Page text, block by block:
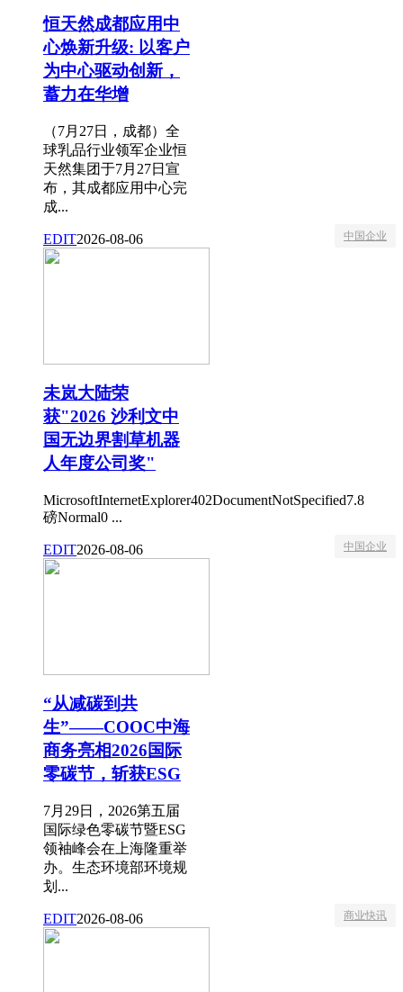
恒天然成都应用中
心焕新升级: 以客户
为中心驱动创新，
蓄力在华增
（7月27日，成都）全
球乳品行业领军企业恒
天然集团于7月27日宣
布，其成都应用中心完
成...
EDIT2026-08-06 中国企业
未岚大陆荣
获"2026 沙利文中
国无边界割草机器
人年度公司奖"
MicrosoftInternetExplorer402DocumentNotSpecified7.8
磅Normal0 ...
EDIT2026-08-06 中国企业
“从减碳到共
生”——COOC中海
商务亮相2026国际
零碳节，斩获ESG
7月29日，2026第五届
国际绿色零碳节暨ESG
领袖峰会在上海隆重举
办。生态环境部环境规
划...
EDIT2026-08-06 商业快讯